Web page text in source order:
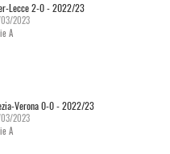
Lecce 2-0 - 2022/23
2023
A
Verona 0-0 - 2022/23
2023
A